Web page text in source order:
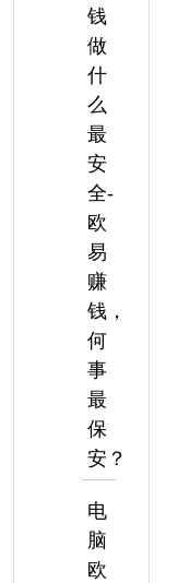
钱
做
什
么
最
安
全-
欧
易
赚
钱，
何
事
最
保
安？
电
脑
欧